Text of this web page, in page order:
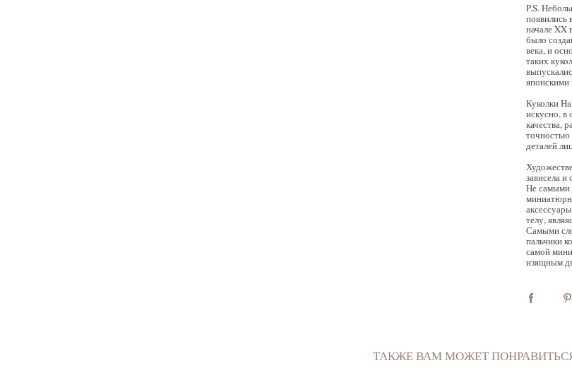
P.S.
появились
начале XX
было
века, и
таких
Куколки
искусно, в
качества,
точностью
деталей
зависела и
Не самыми
телу,
Самыми
пальчики
самой
изящным
дама,
найдёт ему
своих
В
куколками
ТАКЖЕ ВАМ МОЖЕТ